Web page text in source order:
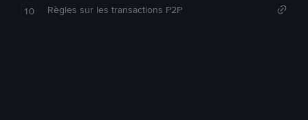
10 Règles sur les transactions P2P